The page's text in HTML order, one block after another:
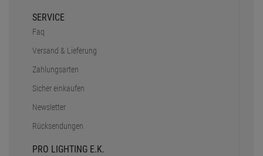
SERVICE
Faq
Versand & Lieferung
Zahlungsarten
Sicher einkaufen
Newsletter
Rücksendungen
PRO LIGHTING E.K.